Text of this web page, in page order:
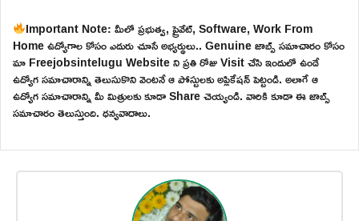
Important Note: మీలో ప్రభుత్వ, ప్రైవేట్, Software, Work From
Home ఉద్యోగాల కోసం ఎదురు చూసే అభ్యర్థులు.. Genuine జాబ్స్ సమాచారం కోసం
మా Freejobsintelugu Website ని ప్రతి రోజు Visit చేసి ఇందులో ఉండే
ఉద్యోగ సమాచారాన్ని తెలుసుకొని వెంటనే ఆ పోస్టులకు అప్లికేషన్ పెట్టండి. అలాగే ఆ
ఉద్యోగ సమాచారాన్ని మీ మిత్రులకు కూడా Share చెయ్యండి. వారికి కూడా ఈ జాబ్స్
సమాచారం తెలుస్తుంది. ధన్యవాదాలు.